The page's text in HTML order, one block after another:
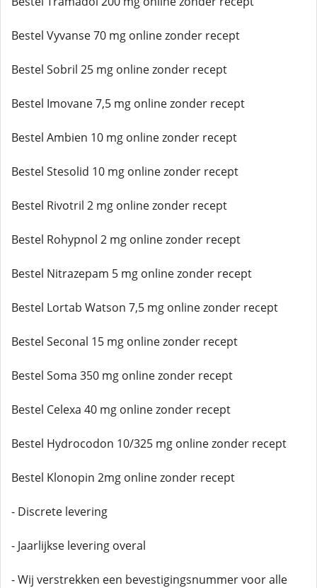
Bestel Vyvanse 70 mg online zonder recept
Bestel Sobril 25 mg online zonder recept
Bestel Imovane 7,5 mg online zonder recept
Bestel Ambien 10 mg online zonder recept
Bestel Stesolid 10 mg online zonder recept
Bestel Rivotril 2 mg online zonder recept
Bestel Rohypnol 2 mg online zonder recept
Bestel Nitrazepam 5 mg online zonder recept
Bestel Lortab Watson 7,5 mg online zonder recept
Bestel Seconal 15 mg online zonder recept
Bestel Soma 350 mg online zonder recept
Bestel Celexa 40 mg online zonder recept
Bestel Hydrocodon 10/325 mg online zonder recept
Bestel Klonopin 2mg online zonder recept
- Discrete levering
- Jaarlijkse levering overal
- Wij verstrekken een bevestigingsnummer voor alle